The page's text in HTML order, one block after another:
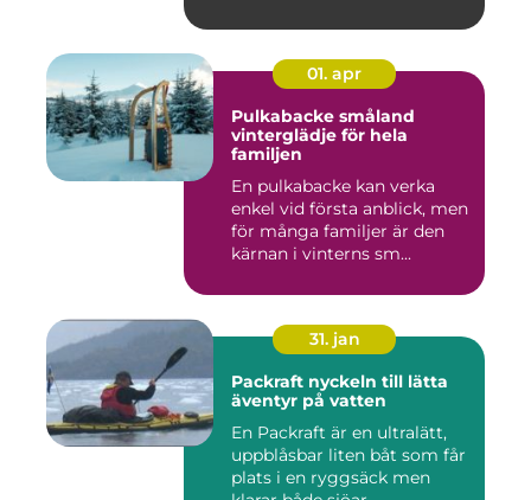
01. apr
Pulkabacke småland
vinterglädje för hela
familjen
En pulkabacke kan verka
enkel vid första anblick, men
för många familjer är den
kärnan i vinterns sm...
31. jan
Packraft nyckeln till lätta
äventyr på vatten
En Packraft är en ultralätt,
uppblåsbar liten båt som får
plats i en ryggsäck men